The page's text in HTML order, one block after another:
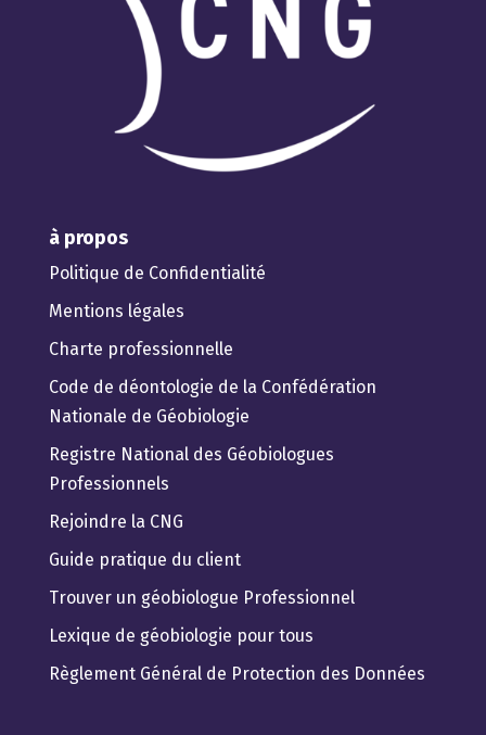
à propos
Politique de Confidentialité
Mentions légales
Charte professionnelle
Code de déontologie de la Confédération
Nationale de Géobiologie
Registre National des Géobiologues
Professionnels
Rejoindre la CNG
Guide pratique du client
Trouver un géobiologue Professionnel
Lexique de géobiologie pour tous
Règlement Général de Protection des Données